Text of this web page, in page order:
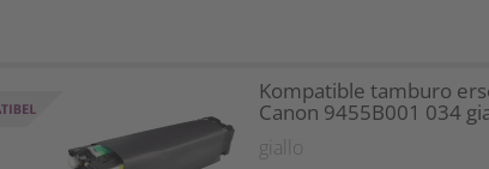
Kompatible tamburo
Canon 9455B001 034
giallo